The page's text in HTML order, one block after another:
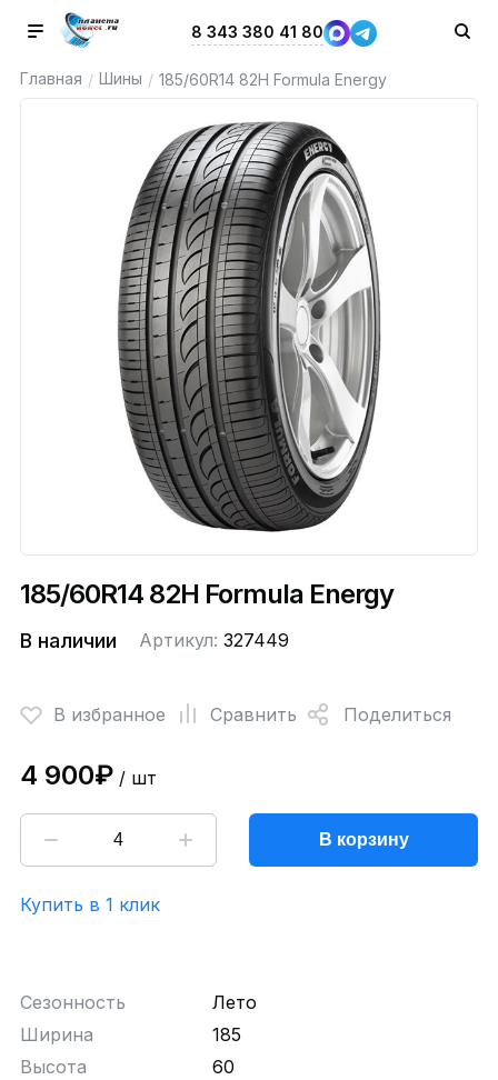
8 343 380 41 80
Главная / Шины / 185/60R14 82H Formula Energy
185/60R14 82H Formula Energy
В наличии Артикул: 327449
В избранное Сравнить Поделиться
4 900₽/ шт
В корзину
Купить в 1 клик
Сезонность
Лето
Ширина
185
Высота
60